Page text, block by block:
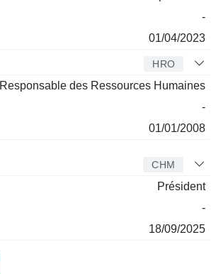
-
01/04/2023
HRO
Responsable des Ressources Humaines
-
01/01/2008
CHM
Président
-
18/09/2025